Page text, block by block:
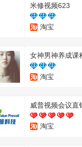
米修视频623
淘宝
女神男神养成课
淘宝
威普视频会议直
淘宝